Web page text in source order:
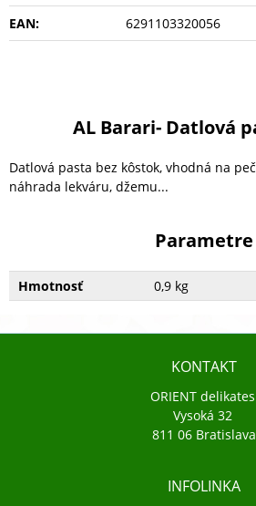
EAN:
6291103320056
AL Barari- Datlová
Datlová pasta bez kôstok, vhodná na
náhrada lekváru, džemu...
Parametre
Hmotnosť 0,9 kg
KONTAKT
ORIENT delikates
Vysoká 32
811 06 Bratislava
INFOLINKA